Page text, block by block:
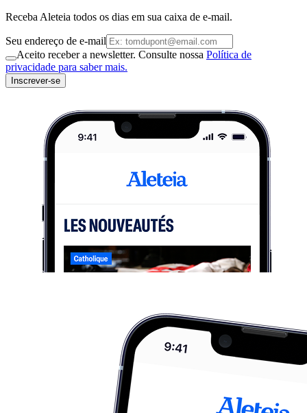
Receba Aleteia todos os dias em sua caixa de e-mail.
Seu endereço de e-mail
Aceito receber a newsletter. Consulte nossa Política de
privacidade para saber mais.
Inscrever-se